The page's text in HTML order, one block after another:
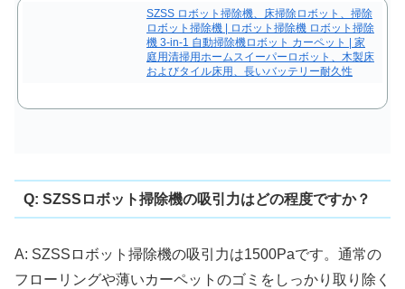
SZSS ロボット掃除機、床掃除ロボット、掃除
ロボット掃除機 | ロボット掃除機 ロボット掃除
機 3-in-1 自動掃除機ロボット カーペット | 家
庭用清掃用ホームスイーパーロボット、木製床
およびタイル床用、長いバッテリー耐久性
Q: SZSSロボット掃除機の吸引力はどの程度ですか？
A: SZSSロボット掃除機の吸引力は1500Paです。通常の
フローリングや薄いカーペットのゴミをしっかり取り除く